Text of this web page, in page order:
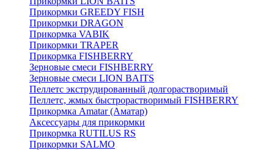
Прикормки GREEDY FISH
Прикормки DRAGON
Прикормка VABIK
Прикормки TRAPER
Прикормка FISHBERRY
Зерновые смеси FISHBERRY
Зерновые смеси LION BAITS
Пеллетс экструдированный долгорастворимый
Пеллетс, жмых быстрорастворимый FISHBERRY
Прикормка Amatar (Аматар)
Аксессуары для прикормки
Прикормка RUTILUS RS
Прикормки SALMO